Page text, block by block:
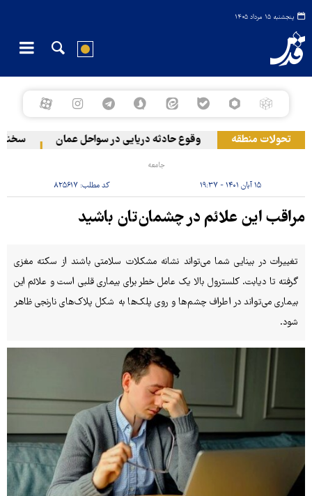
پنجشنبه ۱۵ مرداد ۱۴۰۵
تحولات منطقه وقوع حادثه دریایی در سواحل عمان سخنگوی
جامعه
۱۵ آبان ۱۴۰۱ - ۱۹:۳۷ کد مطلب:۸۲۵۶۱۷
مراقب این علائم در چشمان‌تان باشید
تغییرات در بینایی شما می‌تواند نشانه مشکلات سلامتی باشند از سکته مغزی
گرفته تا دیابت. کلسترول بالا یک عامل خطر برای بیماری قلبی است و علائم این
بیماری می‌تواند در اطراف چشم‌ها و روی پلک‌ها به شکل پلاک‌های نارنجی ظاهر
شود.